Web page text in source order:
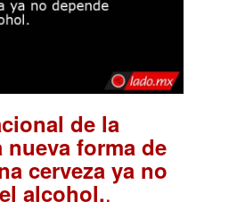
de la
nueva forma de
cerveza ya no
alcohol..